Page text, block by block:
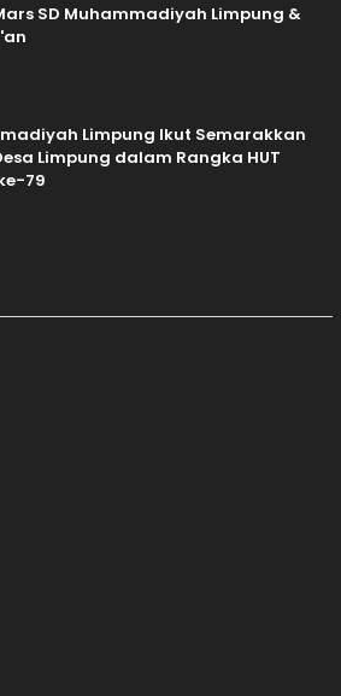
SD Muhammadiyah Limpung &
Limpung Ikut Semarakkan
Limpung dalam Rangka HUT
79